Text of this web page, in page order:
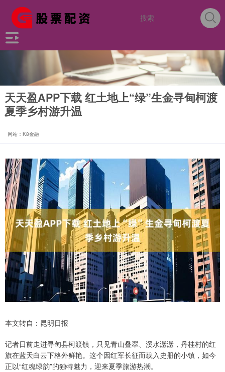
天天盈APP下载 红土地上“绿”生金寻甸柯渡
夏季乡村游升温
网站：K8金融
本文转自：昆明日报
记者日前走进寻甸县柯渡镇，只见青山叠翠、溪水潺潺，丹桂村的红
旗在蓝天白云下格外鲜艳。这个因红军长征而载入史册的小镇，如今
正以“红魂绿韵”的独特魅力，迎来夏季旅游热潮。